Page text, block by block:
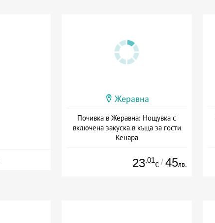
Жеравна
Почивка в Жеравна: Нощувка с
включена закуска в къща за гости
Кенара
23.01
€ / 45лв.